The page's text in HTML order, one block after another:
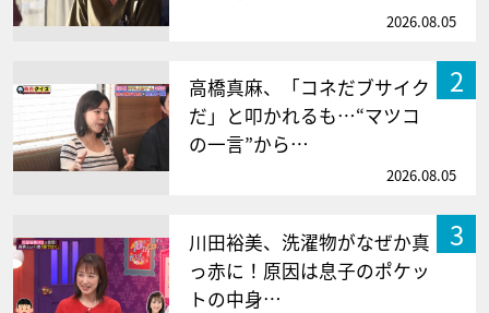
2026.08.05
2
高橋真麻、「コネだブサイク
だ」と叩かれるも…“マツコ
の一言”から…
2026.08.05
3
川田裕美、洗濯物がなぜか真
っ赤に！原因は息子のポケッ
トの中身…